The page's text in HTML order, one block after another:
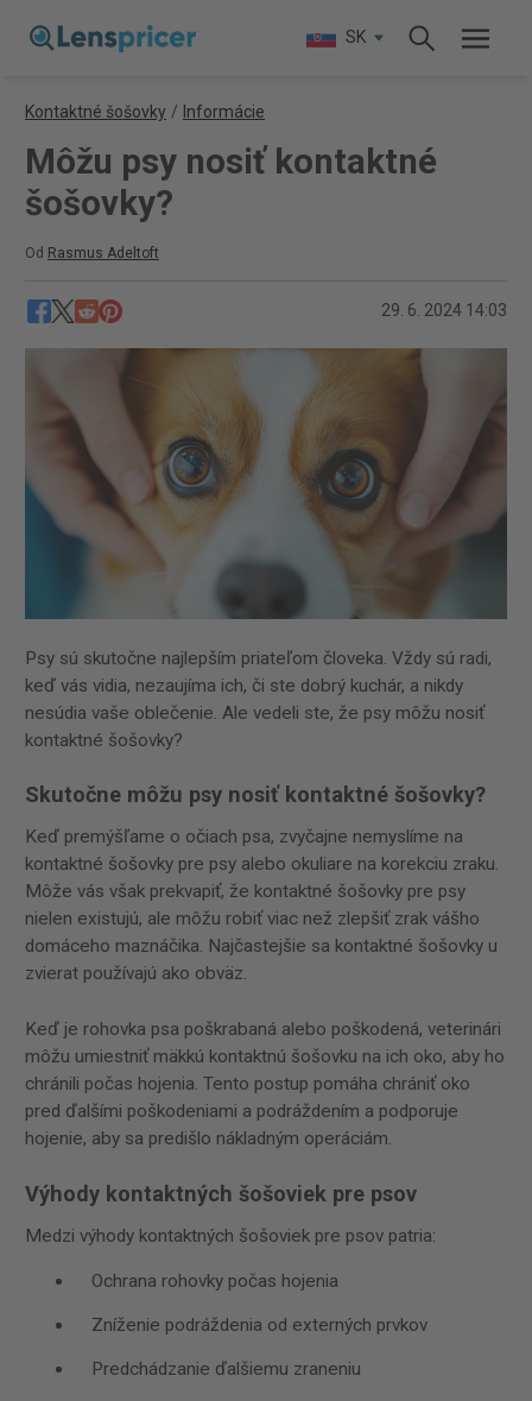
SK
Kontaktné šošovky / Informácie
Môžu psy nosiť kontaktné
šošovky?
Od Rasmus Adeltoft
29. 6. 2024 14:03
Psy sú skutočne najlepším priateľom človeka. Vždy sú radi,
keď vás vidia, nezaujíma ich, či ste dobrý kuchár, a nikdy
nesúdia vaše oblečenie. Ale vedeli ste, že psy môžu nosiť
kontaktné šošovky?
Skutočne môžu psy nosiť kontaktné šošovky?
Keď premýšľame o očiach psa, zvyčajne nemyslíme na
kontaktné šošovky pre psy alebo okuliare na korekciu zraku.
Môže vás však prekvapiť, že kontaktné šošovky pre psy
nielen existujú, ale môžu robiť viac než zlepšiť zrak vášho
domáceho maznáčika. Najčastejšie sa kontaktné šošovky u
zvierat používajú ako obväz.
Keď je rohovka psa poškrabaná alebo poškodená, veterinári
môžu umiestniť mäkkú kontaktnú šošovku na ich oko, aby ho
chránili počas hojenia. Tento postup pomáha chrániť oko
pred ďalšími poškodeniami a podráždením a podporuje
hojenie, aby sa predišlo nákladným operáciám.
Výhody kontaktných šošoviek pre psov
Medzi výhody kontaktných šošoviek pre psov patria:
Ochrana rohovky počas hojenia
Zníženie podráždenia od externých prvkov
Predchádzanie ďalšiemu zraneniu